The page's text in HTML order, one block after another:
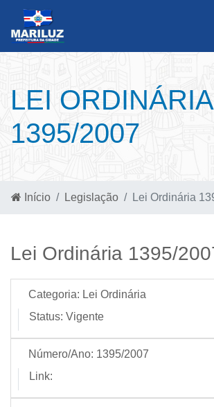
LEI ORDINÁRIA
1395/2007
Início Legislação Lei Ordinária
Lei Ordinária 1395/
Categoria: Lei Ordinária
Status: Vigente
Número/Ano: 1395/2007
Link: